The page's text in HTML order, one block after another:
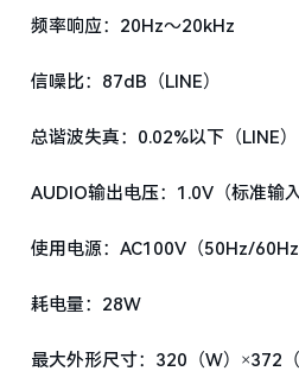
频率响应：20Hz～20kHz
信噪比：87dB（LINE）
总谐波失真：0.02%以下（LINE）
AUDIO输出电压：1.0V（标准输入
使用电源：AC100V（50Hz/60Hz
耗电量：28W
最大外形尺寸：320（W）×372